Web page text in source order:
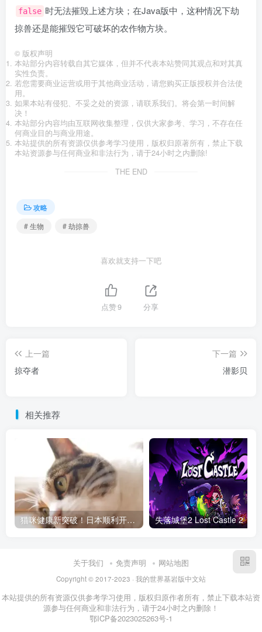
false 时无法摧毁上述方块；在Java版中，这种情况下劫
掠兽还是能摧毁它可破坏的农作物方块。
© 版权声明
本站部分内容转载自其它媒体，但并不代表本站赞同其观点和对其真
实性负责。
若您需要商业运营或用于其他商业活动，请您购买正版授权并合法使
用。
如果本站有侵犯、不妥之处的资源，请联系我们。将会第一时间解
决！
本站部分内容均由互联网收集整理，仅供大家参考、学习，不存在任
何商业目的与商业用途。
本站提供的所有资源仅供参考学习使用，版权归原著所有，禁止下载
本站资源参与任何商业和非法行为，请于24小时之内删除!
THE END
攻略
# 生物
# 劫掠兽
喜欢就支持一下吧
点赞9 分享
上一篇
掠夺者
下一篇
潜影贝
相关推荐
猫咪健康新突破！日本顺利开发猫慢性肾病治疗药，未来或让猫活到30岁
关于我们 免责声明 网站地图
Copyright © 2017-2023 · 我的世界基岩版中文站
本站提供的所有资源仅供参考学习使用，版权归原作者所有，禁止下载本站资
源参与任何商业和非法行为，请于24小时之内删除！
鄂ICP备2023025263号-1